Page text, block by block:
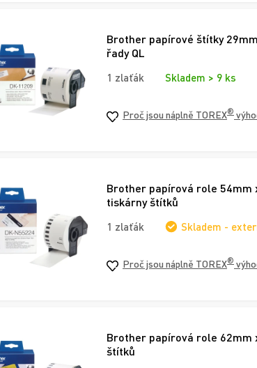
Brother papírové štítky
řady QL
1 zlaťák Skladem > 9 ks
Proč jsou náplně TOREX®
Brother papírová role 54mm
tiskárny štítků
1 zlaťák Skladem -
Proč jsou náplně TOREX®
Brother papírová role 62mm
štítků